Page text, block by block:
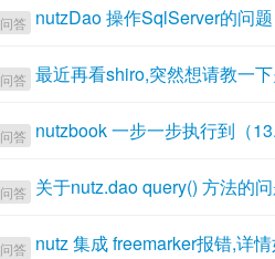
问答 nutzDao 操作SqlServer的问题
问答 最近再看shiro,突然想请教一
问答 nutzbook 一步一步执行到（
问答 关于nutz.dao query() 方法的
问答 nutz 集成 freemarker报错,详